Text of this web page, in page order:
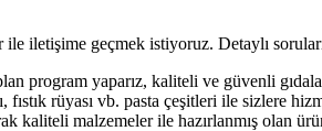
iletişime geçmek istiyoruz. Detaylı
yaparız, kaliteli ve güvenli
fıstık rüyası vb. pasta çeşitleri ile sizlere
kaliteli malzemeler ile hazırlanmış olan